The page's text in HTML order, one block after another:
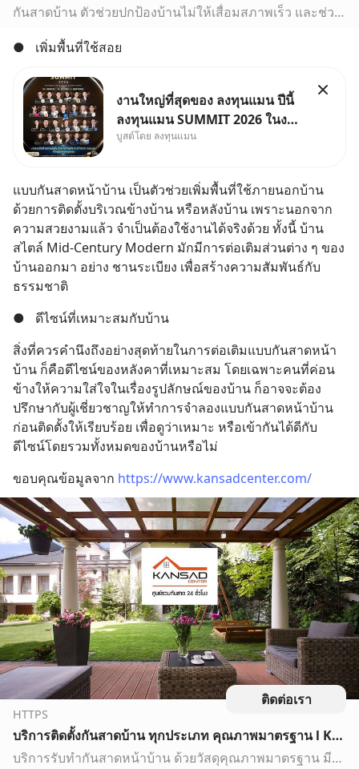
กันสาดบ้าน ตัวช่วยปกป้องบ้านไม่ให้เสื่อมสภาพเร็ว และช่วยเพิ่มพื้นที่ใช้สอยภายในบ้าน โดยกันสาดโปร่งแสงช่วยให้บ้านไม่ร้อน และช่วยให้การใช้ไฟฟ้าในตอนกลางวันน้อยลง
●
เพิ่มพื้นที่ใช้สอย
งานใหญ่ที่สุดของ ลงทุนแมน ปีนี้
ลงทุนแมน SUMMIT 2026 ในงาน
นี้จะมีเจ้าของธุรกิจ Dr.PONG,
Salad, LA GLACE, Fastwork,
MizuMi, KARMART, อิชิตัน มา
แชร์ความรู้การสร้างธุรกิจ
บูสต์โดย ลงทุนแมน
แบบกันสาดหน้าบ้าน เป็นตัวช่วยเพิ่มพื้นที่ใช้ภายนอกบ้าน
ด้วยการติดตั้งบริเวณข้างบ้าน หรือหลังบ้าน เพราะนอกจาก
ความสวยงามแล้ว จำเป็นต้องใช้งานได้จริงด้วย ทั้งนี้ บ้าน
สไตล์ Mid-Century Modern มักมีการต่อเติมส่วนต่าง ๆ ของ
บ้านออกมา อย่าง ชานระเบียง เพื่อสร้างความสัมพันธ์กับ
ธรรมชาติ
●
ดีไซน์ที่เหมาะสมกับบ้าน
สิ่งที่ควรคำนึงถึงอย่างสุดท้ายในการต่อเติมแบบกันสาดหน้า
บ้าน ก็คือดีไซน์ของหลังคาที่เหมาะสม โดยเฉพาะคนที่ค่อน
ข้างให้ความใส่ใจในเรื่องรูปลักษณ์ของบ้าน ก็อาจจะต้อง
ปรึกษากับผู้เชี่ยวชาญให้ทำการจำลองแบบกันสาดหน้าบ้าน
ก่อนติดตั้งให้เรียบร้อย เพื่อดูว่าเหมาะ หรือเข้ากันได้ดีกับ
ดีไซน์โดยรวมทั้งหมดของบ้านหรือไม่
ขอบคุณข้อมูลจาก https://www.kansadcenter.com/
ติดต่อเรา
HTTPS
บริการติดตั้งกันสาดบ้าน ทุกประเภท คุณภาพมาตรฐาน l KANSAD
บริการรับทำกันสาดหน้าบ้าน ด้วยวัสดุคุณภาพมาตรฐาน มีให้เลือกหลายประเภทเช่น ดีไลท์ แอมเพอแรม ไวนิล เมทัลชีท โพลีคาร์บอเนต รับประกันความแข็งแรงและอายุการใช้งานยาวนาน